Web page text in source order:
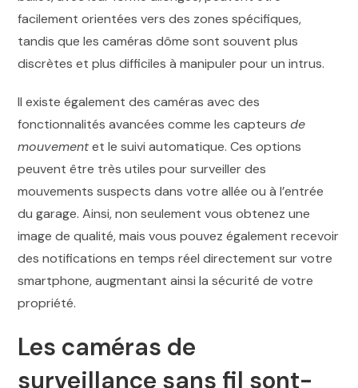
facilement orientées vers des zones spécifiques,
tandis que les caméras dôme sont souvent plus
discrètes et plus difficiles à manipuler pour un intrus.
Il existe également des caméras avec des
fonctionnalités avancées comme les capteursde
mouvementet le suivi automatique. Ces options
peuvent être très utiles pour surveiller des
mouvements suspects dans votre allée ou à l’entrée
du garage. Ainsi, non seulement vous obtenez une
image de qualité, mais vous pouvez également recevoir
des notifications en temps réel directement sur votre
smartphone, augmentant ainsi la sécurité de votre
propriété.
Les caméras de
surveillance sans fil sont-